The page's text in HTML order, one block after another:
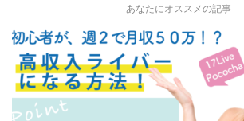
あなたにオススメの記事